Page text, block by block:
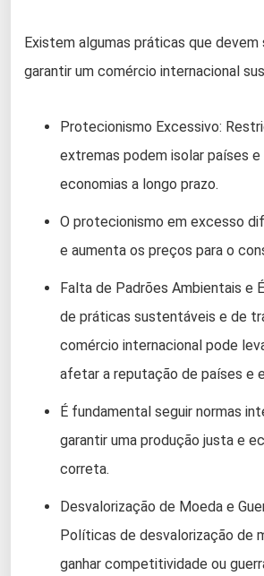
Existem algumas práticas que devem
garantir um comércio internacional
Protecionismo Excessivo:
extremas podem isolar países e
economias a longo prazo.
O protecionismo em excesso
e aumenta os preços para o
Falta de Padrões Ambientais e
de práticas sustentáveis e de
comércio internacional pode
afetar a reputação de países e
É fundamental seguir normas
garantir uma produção justa e
correta.
Desvalorização de Moeda e
Políticas de desvalorização de
ganhar competitividade ou